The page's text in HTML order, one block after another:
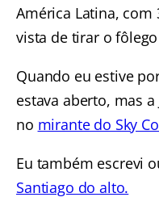
América Latina,
vista de tirar o
Quando eu estive
estava aberto, mas
no mirante do Sky
Eu também escrevi
Santiago do alto.